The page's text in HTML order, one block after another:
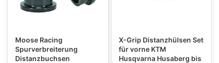
Moose Racing
Spurverbreiterung
Distanzbuchsen
X-Grip Distanzhülsen Set
für vorne KTM
Husqvarna Husaberg bis